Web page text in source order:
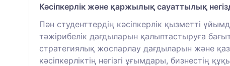
Кәсіпкерлік және қаржылық сауаттылық
Пән студенттердің кәсіпкерлік қызметті
тәжірибелік дағдыларын қалыптастыруға
стратегиялық жоспарлау дағдыларын және
кәсіпкерліктің негізгі ұғымдары,